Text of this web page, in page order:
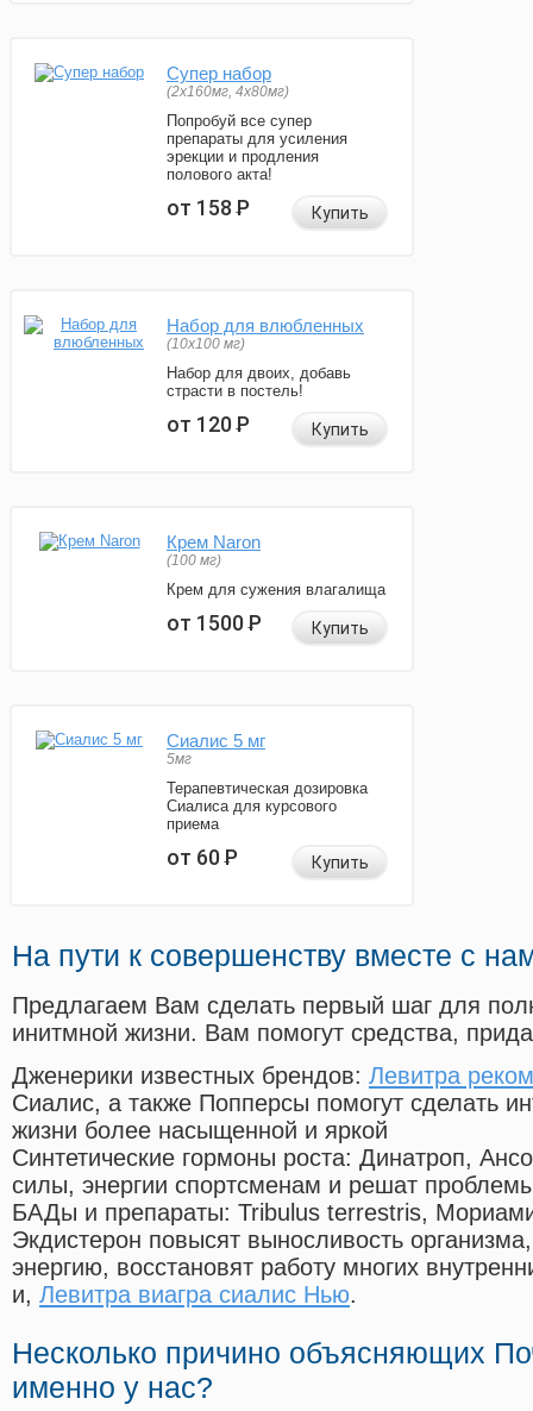
Супер набор
(2х160мг, 4х80мг)
Попробуй все супер
препараты для усиления
эрекции и продления
полового акта!
от 158Р Купить
Набор для влюбленных
(10х100 мг)
Набор для двоих, добавь
страсти в постель!
от 120Р Купить
Крем Naron
(100 мг)
Крем для сужения влагалища
от 1500Р Купить
Сиалис 5 мг
5мг
Терапевтическая дозировка
Сиалиса для курсового
приема
от 60Р Купить
На пути к совершенству вместе с
Предлагаем Вам сделать первый шаг для
инитмной жизни. Вам помогут средства,
Дженерики известных брендов: Левитра
Сиалис, а также Попперсы помогут сделать
жизни более насыщенной и яркой
Синтетические гормоны роста: Динатроп,
силы, энергии спортсменам и решат
БАДы и препараты: Tribulus terrestris,
Экдистерон повысят выносливость
энергию, восстановят работу многих
и, Левитра виагра сиалис Нью.
Несколько причино объясняющих
именно у нас?